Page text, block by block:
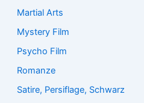
Martial Arts
Mystery Film
Psycho Film
Romanze
Satire, Persiflage, Schwarz